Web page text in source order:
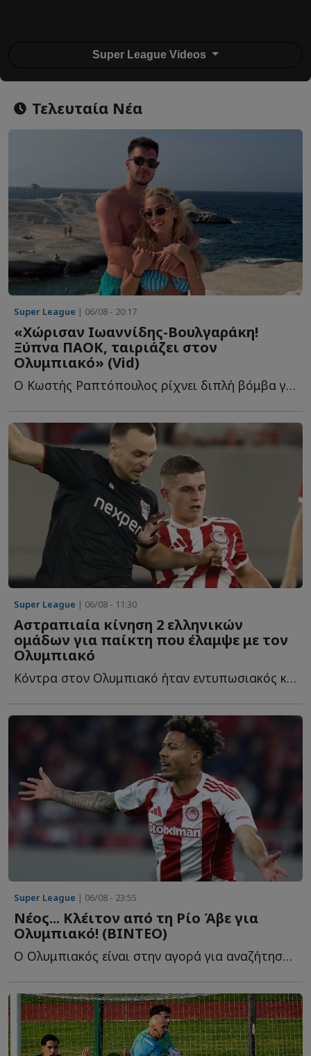
Super League Videos
Τελευταία Νέα
Super League | 06/08 - 20:17
«Χώρισαν Ιωαννίδης-Βουλγαράκη!
Ξύπνα ΠΑΟΚ, ταιριάζει στον
Ολυμπιακό» (Vid)
Ο Κωστής Ραπτόπουλος ρίχνει διπλή βόμβα για τον Φώτη Ι...
Super League | 06/08 - 11:30
Αστραπιαία κίνηση 2 ελληνικών
ομάδων για παίκτη που έλαμψε με τον
Ολυμπιακό
Κόντρα στον Ολυμπιακό ήταν εντυπωσιακός και ήδη δύο ε...
Super League | 06/08 - 23:55
Νέος... Κλέιτον από τη Ρίο Άβε για
Ολυμπιακό! (ΒΙΝΤΕΟ)
Ο Ολυμπιακός είναι στην αγορά για αναζήτηση επιθετικού, λ...